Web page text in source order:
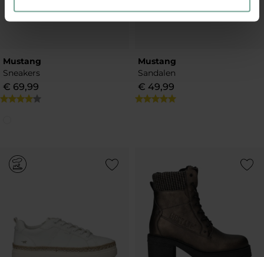
Mustang
Sneakers
€ 69,99
Mustang
Sandalen
€ 49,99
Add to Wishlist Add to